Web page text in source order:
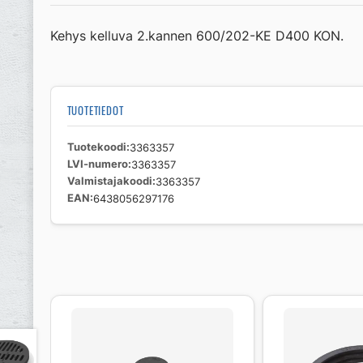
Kehys kelluva 2.kannen 600/202-KE D400 KON.
TUOTETIEDOT
Tuotekoodi 3363357
LVI-numero 3363357
Valmistajakoodi 3363357
EAN 6438056297176